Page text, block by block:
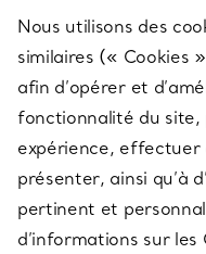
SERVICES
À PROPOS
QUESTIONS LÉGALES
Nous utilisons des
similaires (« Cookies
afin d’opérer et
fonctionnalité du site,
expérience, effectuer
présenter, ainsi qu’à
pertinent et
d’informations sur